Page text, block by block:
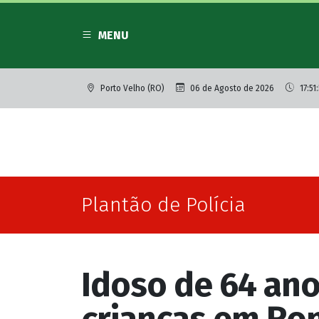
MENU
Porto Velho (RO) 06 de Agosto de 2026